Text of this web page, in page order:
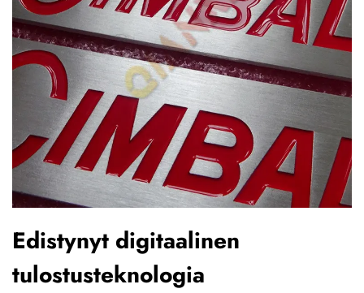
Edistynyt digitaalinen
tulostusteknologia